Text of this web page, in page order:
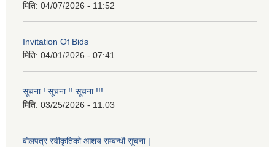
मिति: 04/07/2026 - 11:52
Invitation Of Bids
मिति: 04/01/2026 - 07:41
सूचना ! सूचना !! सूचना !!!
मिति: 03/25/2026 - 11:03
बोलपत्र स्वीकृतिको आशय सम्बन्धी सूचना |